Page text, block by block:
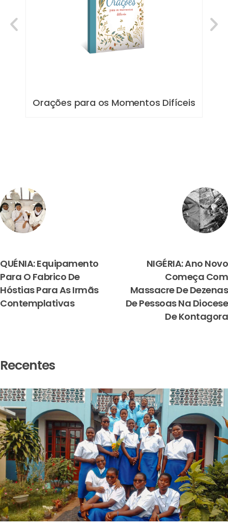
Orações para os Momentos Difíceis
QUÉNIA: Equipamento
Para O Fabrico De
Hóstias Para As Irmãs
Contemplativas
NIGÉRIA: Ano Novo
Começa Com
Massacre De Dezenas
De Pessoas Na Diocese
De Kontagora
Recentes